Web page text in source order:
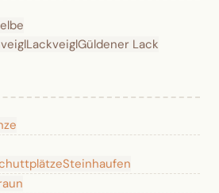
LackveiglGüldener Lack
Steinhaufen